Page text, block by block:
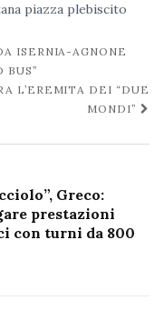
piazza plebiscito
ISERNIA-AGNONE
BUS”
L’EREMITA DEI “DUE
MONDI”
Greco:
prestazioni
con turni da 800